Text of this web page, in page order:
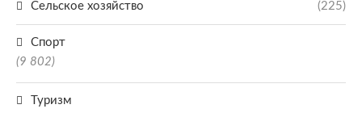
Сельское хозяйство (225)
Спорт
(9 802)
Туризм